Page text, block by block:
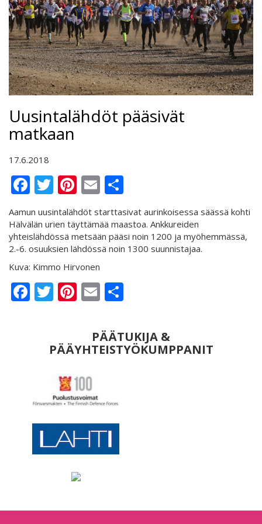
Uusintalähdöt pääsivät
matkaan
17.6.2018
Facebook
Twitter
Pinterest
Email
Aamun uusintalähdöt starttasivat aurinkoisessa säässä kohti
Hälvälän urien täyttämää maastoa. Ankkureiden
yhteislähdössä metsään pääsi noin 1200 ja myöhemmässä,
2.-6. osuuksien lähdössä noin 1300 suunnistajaa.
Kuva: Kimmo Hirvonen
Facebook
Twitter
Pinterest
Email
PÄÄTUKIJA &
PÄÄYHTEISTYÖKUMPPANIT